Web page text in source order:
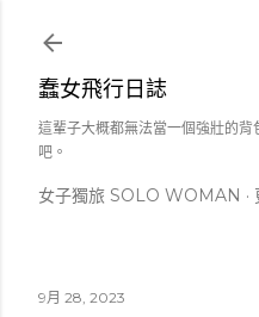
蠢女飛行日誌
這輩子大概都無法當一個強壯的
吧。
女子獨旅 SOLO WOMAN
9月 28, 2023